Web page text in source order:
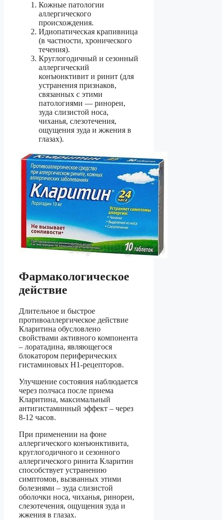
Кожные патологии
аллергического
происхождения.
Идиопатическая крапивница
(в частности, хронического
течения).
Круглогодичный и сезонный
аллергический
конъюнктивит и ринит (для
устранения признаков,
связанных с этими
патологиями — ринореи,
зуда слизистой носа,
чиханья, слезотечения,
ощущения зуда и жжения в
глазах).
Фармакологическое
действие
Длительное и быстрое
противоаллергическое действие
Кларитина обусловлено
свойствами активного компонента
– лоратадина, являющегося
блокатором периферических
гистаминовых H1-рецепторов.
Улучшение состояния наблюдается
через полчаса после приема
Кларитина, максимальный
антигистаминный эффект – через
8-12 часов.
При применении на фоне
аллергического конъюнктивита,
круглогодичного и сезонного
аллергического ринита Кларитин
способствует устранению
симптомов, вызванных этими
болезнями – зуда слизистой
оболочки носа, чиханья, ринореи,
слезотечения, ощущения зуда и
жжения в глазах.